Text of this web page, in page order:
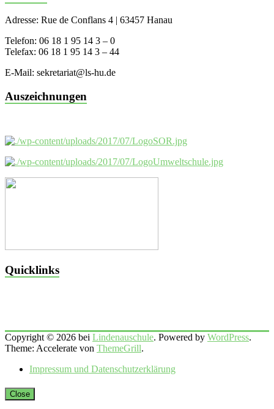
Adresse: Rue de Conflans 4 | 63457 Hanau
Telefon: 06 18 1 95 14 3 – 0
Telefax: 06 18 1 95 14 3 – 44
E-Mail: sekretariat@ls-hu.de
Auszeichnungen
Quicklinks
Copyright © 2026 bei Lindenauschule. Powered by WordPress.
Theme: Accelerate von ThemeGrill.
Impressum und Datenschutzerklärung
Close